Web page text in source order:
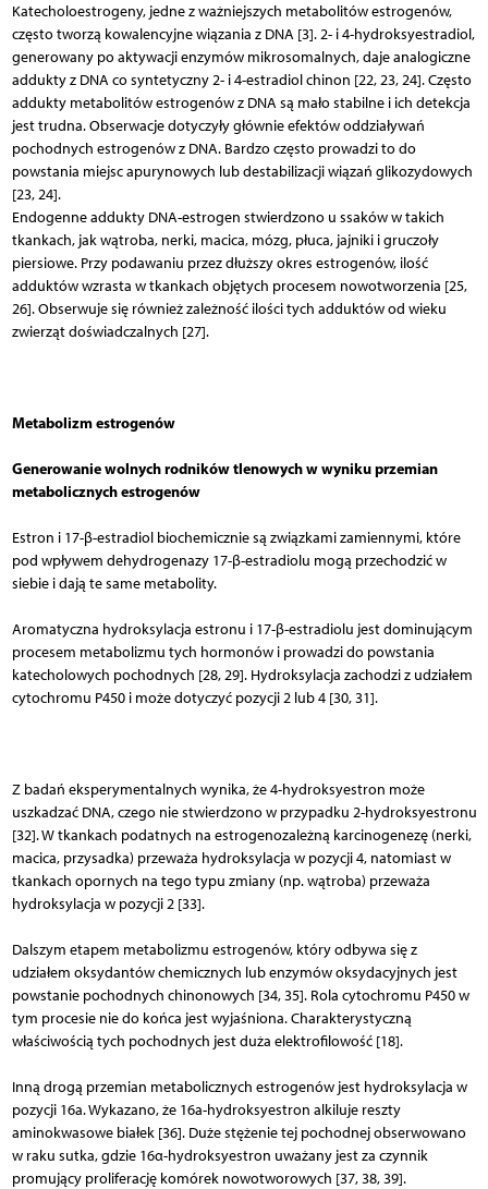
Katecholoestrogeny, jedne z ważniejszych metabolitów estrogenów,
często tworzą kowalencyjne wiązania z DNA [3]. 2- i 4-hydroksyestradiol,
generowany po aktywacji enzymów mikrosomalnych, daje analogiczne
addukty z DNA co syntetyczny 2- i 4-estradiol chinon [22, 23, 24]. Często
addukty metabolitów estrogenów z DNA są mało stabilne i ich detekcja
jest trudna. Obserwacje dotyczyły głównie efektów oddziaływań
pochodnych estrogenów z DNA. Bardzo często prowadzi to do
powstania miejsc apurynowych lub destabilizacji wiązań glikozydowych
[23, 24].
Endogenne addukty DNA-estrogen stwierdzono u ssaków w takich
tkankach, jak wątroba, nerki, macica, mózg, płuca, jajniki i gruczoły
piersiowe. Przy podawaniu przez dłuższy okres estrogenów, ilość
adduktów wzrasta w tkankach objętych procesem nowotworzenia [25,
26]. Obserwuje się również zależność ilości tych adduktów od wieku
zwierząt doświadczalnych [27].
Metabolizm estrogenów
Generowanie wolnych rodników tlenowych w wyniku przemian
metabolicznych estrogenów
Estron i 17-β-estradiol biochemicznie są związkami zamiennymi, które
pod wpływem dehydrogenazy 17-β-estradiolu mogą przechodzić w
siebie i dają te same metabolity.
Aromatyczna hydroksylacja estronu i 17-β-estradiolu jest dominującym
procesem metabolizmu tych hormonów i prowadzi do powstania
katecholowych pochodnych [28, 29]. Hydroksylacja zachodzi z udziałem
cytochromu P450 i może dotyczyć pozycji 2 lub 4 [30, 31].
Z badań eksperymentalnych wynika, że 4-hydroksyestron może
uszkadzać DNA, czego nie stwierdzono w przypadku 2-hydroksyestronu
[32]. W tkankach podatnych na estrogenozależną karcinogenezę (nerki,
macica, przysadka) przeważa hydroksylacja w pozycji 4, natomiast w
tkankach opornych na tego typu zmiany (np. wątroba) przeważa
hydroksylacja w pozycji 2 [33].
Dalszym etapem metabolizmu estrogenów, który odbywa się z
udziałem oksydantów chemicznych lub enzymów oksydacyjnych jest
powstanie pochodnych chinonowych [34, 35]. Rola cytochromu P450 w
tym procesie nie do końca jest wyjaśniona. Charakterystyczną
właściwością tych pochodnych jest duża elektrofilowość [18].
Inną drogą przemian metabolicznych estrogenów jest hydroksylacja w
pozycji 16a. Wykazano, że 16a-hydroksyestron alkiluje reszty
aminokwasowe białek [36]. Duże stężenie tej pochodnej obserwowano
w raku sutka, gdzie 16α-hydroksyestron uważany jest za czynnik
promujący proliferację komórek nowotworowych [37, 38, 39].